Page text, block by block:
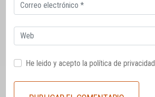
electrónico
Web
He leido y acepto la política de privacidad